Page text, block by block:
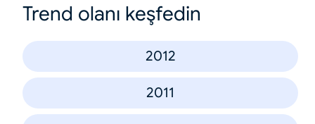
Trend olanı keşfedin
2012
2011